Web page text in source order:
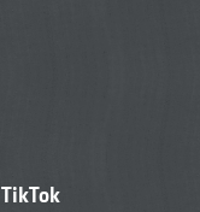
TikTok